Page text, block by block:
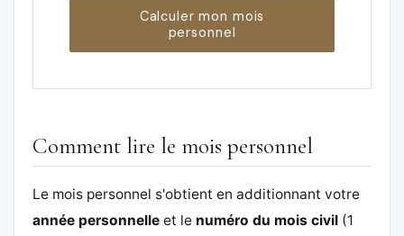
Calculer mon mois
personnel
Comment lire le mois personnel
Le mois personnel s'obtient en additionnant votre
année personnelle et le numéro du mois civil (1